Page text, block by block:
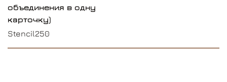
объединения в одну
карточку)
Stencil250